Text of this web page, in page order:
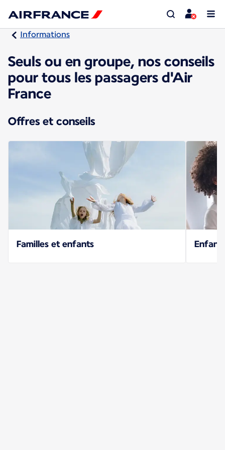
Informations
Seuls ou en groupe, nos conseils
pour tous les passagers d'Air
France
Offres et conseils
Familles et enfants